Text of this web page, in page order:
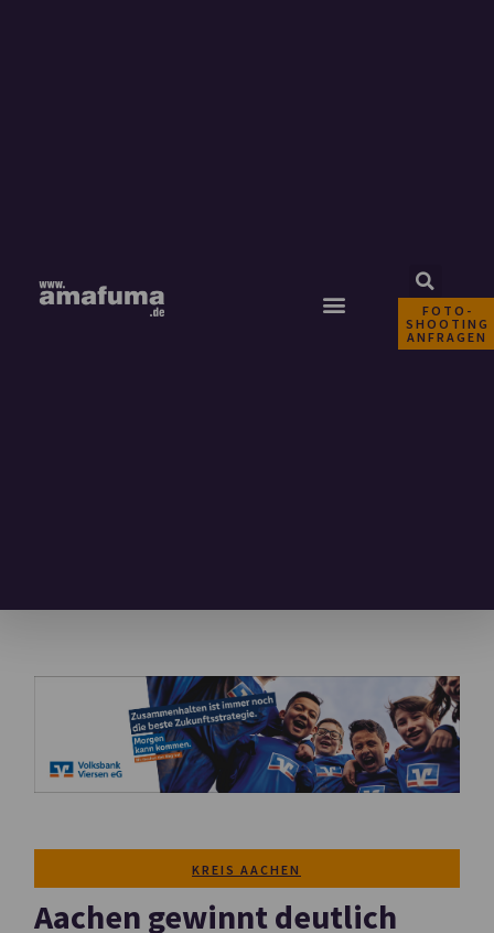
FOTO-
SHOOTING
ANFRAGEN
KREIS AACHEN
Aachen gewinnt deutlich